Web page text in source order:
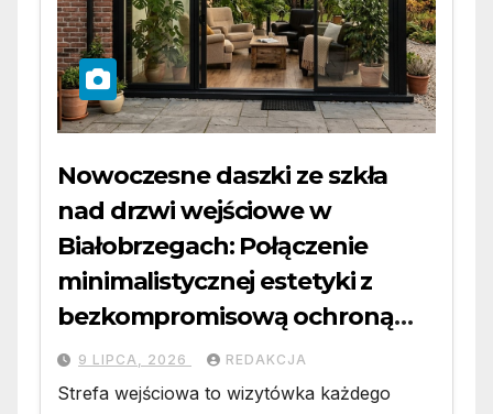
Nowoczesne daszki ze szkła
nad drzwi wejściowe w
Białobrzegach: Połączenie
minimalistycznej estetyki z
bezkompromisową ochroną
wejścia
9 LIPCA, 2026 REDAKCJA
Strefa wejściowa to wizytówka każdego